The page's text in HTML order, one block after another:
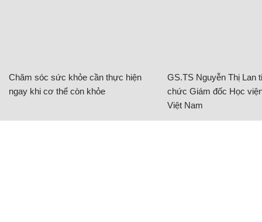
Chăm sóc sức khỏe cần thực hiện
ngay khi cơ thể còn khỏe
GS.TS Nguyễn Thị Lan
chức Giám đốc Học
Việt Nam